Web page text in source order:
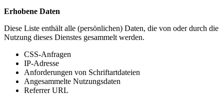
Erhobene Daten
Diese Liste enthält alle (persönlichen) Daten, die von oder durch die
Nutzung dieses Dienstes gesammelt werden.
CSS-Anfragen
IP-Adresse
Anforderungen von Schriftartdateien
Angesammelte Nutzungsdaten
Referrer URL